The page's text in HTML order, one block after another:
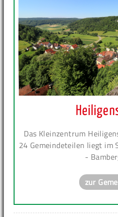
Das Kleinzentrum
24 Gemeindeteilen liegt im
-
zur